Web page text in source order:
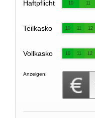
Haftpflicht 10 11
Teilkasko 10 11 12
Vollkasko 10 11 12
Anzeigen: